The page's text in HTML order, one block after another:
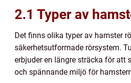
2.1 Typer av
Det finns olika typer av hamster
säkerhetsutformade rörsystem.
erbjuder en längre sträcka för att
och spännande miljö för